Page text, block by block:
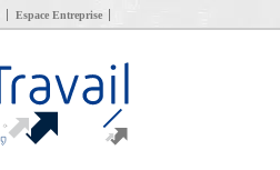
Espace Entreprise